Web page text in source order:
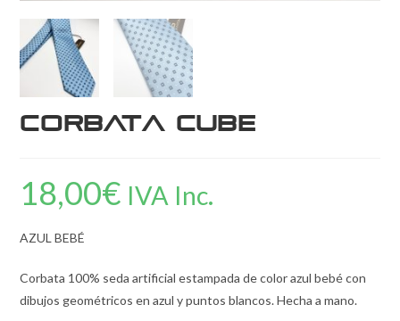
Corbata Cube
18,00€ IVA Inc.
AZUL BEBÉ
Corbata 100% seda artificial estampada de color azul bebé con
dibujos geométricos en azul y puntos blancos. Hecha a mano.